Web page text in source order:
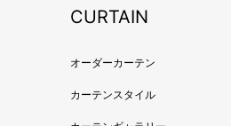
CURTAIN
オーダーカーテン
カーテンスタイル